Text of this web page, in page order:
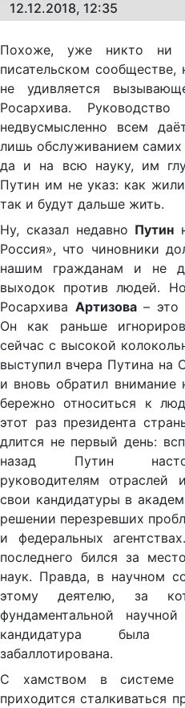
12.12.2018, 12:35
Похоже, уже никто
писательском
не удивляется
Росархива.
недвусмысленно всем
лишь обслуживанием самих
да и на всю науку, им
Путин им не указ: как
так и будут дальше жить.
Ну, сказал недавно Путин
Россия», что чиновники
нашим гражданам и не
выходок против людей.
Росархива Артизова– это
Он как раньше
сейчас с высокой
выступил вчера Путина на
и вновь обратил внимание
бережно относиться к
этот раз президента
длится не первый день:
назад Путин
руководителям отраслей
свои кандидатуры в
решении перезревших
и федеральных
последнего бился за
наук. Правда, в научном
этому деятелю, за
фундаментальной
кандидатура была
забаллотирована.
С хамством в системе
приходится сталкиваться